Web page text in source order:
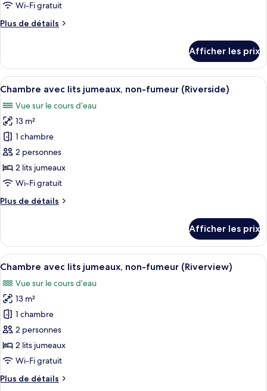
pour
ce
chambre :
Universal
Double
Room
Wi-Fi gratuit
Plus de détails
Plus
Universal
Double
Room
Afficher les prix
Afficher
toutes
les
photos
pour
ce
type
de
chambre :
Chambre
jumeaux,
non-
fumeur
(Riverside)
Une chambre d’hôtel moderne
8
Chambre avec lits jumeaux, non-fumeur (Riverside)
Vue sur le cours d’eau
13 m²
1 chambre
2 personnes
2 lits jumeaux
Wi-Fi gratuit
Plus de détails
Plus
Chambre
avec
lits
non-
fumeur
(Riverside)
Afficher les prix
Afficher
toutes
les
photos
pour
ce
type
de
chambre :
Chambre
Une chambre d’hôtel avec deux
8
Chambre avec lits jumeaux, non-fumeur (Riverview)
Vue sur le cours d’eau
13 m²
1 chambre
2 personnes
2 lits jumeaux
Wi-Fi gratuit
Plus de détails
Plus